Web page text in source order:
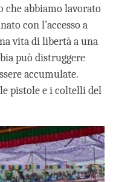
che abbiamo lavorato
con l’accesso a
vita di libertà a una
può distruggere
accumulate.
pistole e i coltelli del